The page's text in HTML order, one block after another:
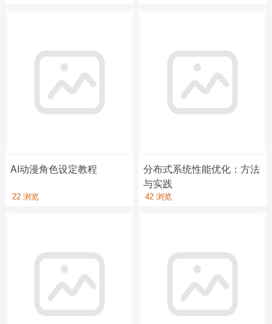
AI动漫角色设定教程
22 浏览
分布式系统性能优化：方法
与实践
42 浏览